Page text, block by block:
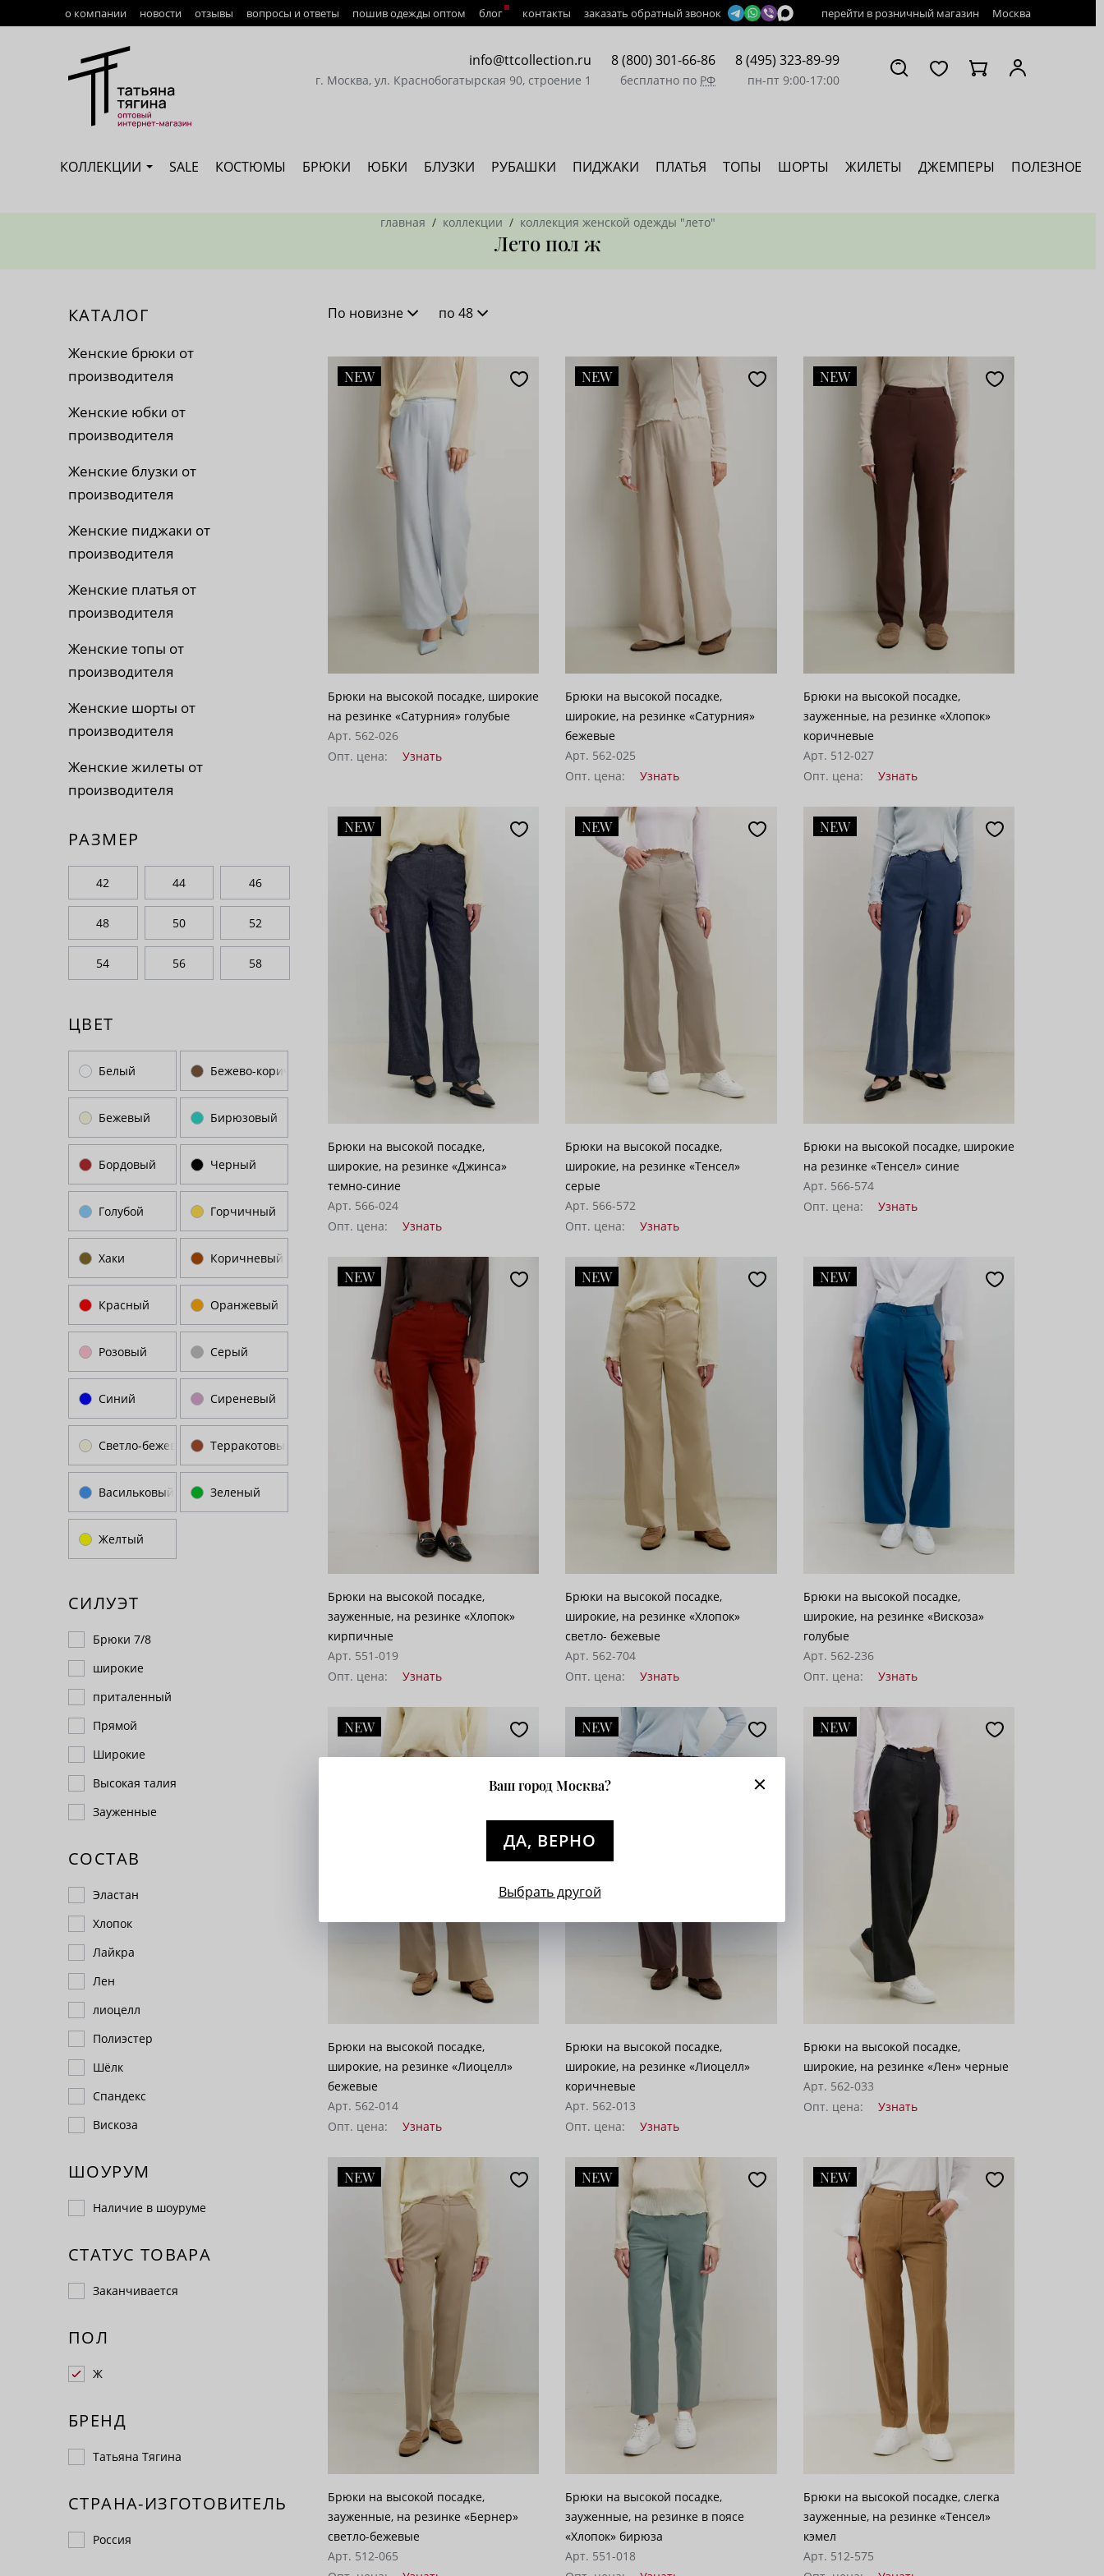
о компании
Доставка
Возврат
новости отзывы вопросы и ответы пошив одежды оптом блог контакты заказать обратный звонок перейти в розничный магазин Москва
info@ttcollection.ru
г. Москва, ул. Краснобогатырская 90, строение 1
8 (800) 301-66-86
бесплатно по РФ
8 (495) 323-89-99
пн-пт 9:00-17:00
КОЛЛЕКЦИИ SALE КОСТЮМЫ БРЮКИ ЮБКИ БЛУЗКИ РУБАШКИ ПИДЖАКИ ПЛАТЬЯ ТОПЫ ШОРТЫ ЖИЛЕТЫ ДЖЕМПЕРЫ ПОЛЕЗНОЕ
главная коллекции коллекция женской одежды "лето"
Лето пол ж
КАТАЛОГ
Женские брюки от
производителя
Женские юбки от
производителя
Женские блузки от
производителя
Женские пиджаки от
производителя
Женские платья от
производителя
Женские топы от
производителя
Женские шорты от
производителя
Женские жилеты от
производителя
РАЗМЕР
42 44 46
48 50 52
54 56 58
ЦВЕТ
Белый Бежево-коричневый
Бежевый Бирюзовый
Бордовый Черный
Голубой Горчичный
Хаки Коричневый
Красный Оранжевый
Розовый Серый
Синий Сиреневый
Светло-бежевый Терракотовый
Васильковый Зеленый
Желтый
СИЛУЭТ
Брюки 7/8
широкие
приталенный
Прямой
Широкие
Высокая талия
Зауженные
СОСТАВ
Эластан
Хлопок
Лайкра
Лен
лиоцелл
Полиэстер
Шёлк
Спандекс
Вискоза
ШОУРУМ
Наличие в шоуруме
СТАТУС ТОВАРА
Заканчивается
ПОЛ
Ж
БРЕНД
Татьяна Тягина
СТРАНА-ИЗГОТОВИТЕЛЬ
Россия
По новизне
По популярности
По возрастанию цены
По убыванию цены
по 48
28
100
NEW
Брюки на высокой посадке, широкие
на резинке «Сатурния» голубые
Арт. 562-026
Опт. цена:
Узнать
NEW
Брюки на высокой посадке,
широкие, на резинке «Сатурния»
бежевые
Арт. 562-025
Опт. цена:
Узнать
NEW
Брюки на высокой посадке,
зауженные, на резинке «Хлопок»
коричневые
Арт. 512-027
Опт. цена:
Узнать
NEW
Брюки на высокой посадке,
широкие, на резинке «Джинса»
темно-синие
Арт. 566-024
Опт. цена:
Узнать
NEW
Брюки на высокой посадке,
широкие, на резинке «Тенсел»
серые
Арт. 566-572
Опт. цена:
Узнать
NEW
Брюки на высокой посадке, широкие
на резинке «Тенсел» синие
Арт. 566-574
Опт. цена:
Узнать
NEW
Брюки на высокой посадке,
зауженные, на резинке «Хлопок»
кирпичные
Арт. 551-019
Опт. цена:
Узнать
NEW
Брюки на высокой посадке,
широкие, на резинке «Хлопок»
светло- бежевые
Арт. 562-704
Опт. цена:
Узнать
NEW
Брюки на высокой посадке,
широкие, на резинке «Вискоза»
голубые
Арт. 562-236
Опт. цена:
Узнать
NEW
Брюки на высокой посадке,
широкие, на резинке «Лиоцелл»
бежевые
Арт. 562-014
Опт. цена:
Узнать
NEW
Брюки на высокой посадке,
широкие, на резинке «Лиоцелл»
коричневые
Арт. 562-013
Опт. цена:
Узнать
NEW
Брюки на высокой посадке,
широкие, на резинке «Лен» черные
Арт. 562-033
Опт. цена:
Узнать
NEW
Брюки на высокой посадке,
зауженные, на резинке «Бернер»
светло-бежевые
Арт. 512-065
NEW
Брюки на высокой посадке,
зауженные, на резинке в поясе
«Хлопок» бирюза
Арт. 551-018
NEW
Брюки на высокой посадке, слегка
зауженные, на резинке «Тенсел»
кэмел
Арт. 512-575
Ваш город Москва?
ДА, ВЕРНО
Выбрать другой